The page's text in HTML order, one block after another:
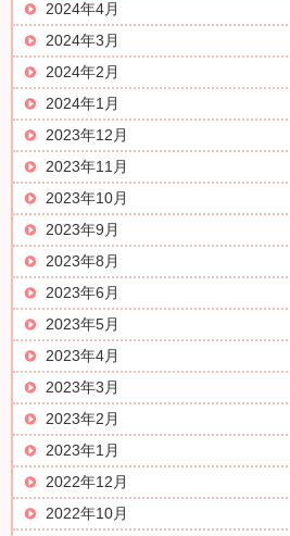
2024年4月
2024年3月
2024年2月
2024年1月
2023年12月
2023年11月
2023年10月
2023年9月
2023年8月
2023年6月
2023年5月
2023年4月
2023年3月
2023年2月
2023年1月
2022年12月
2022年10月